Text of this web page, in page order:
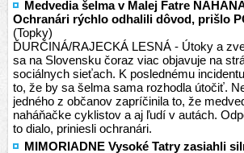
Medvedia šelma v Malej Fatre
Ochranári rýchlo odhalili dôvod, prišlo
(Topky)
ĎURČINÁ/RAJECKÁ LESNÁ - Útoky a
sa na Slovensku čoraz viac objavuje na
sociálnych sieťach. K poslednému
to, že by sa šelma sama rozhodla útočiť.
jedného z občanov zapríčinila to, že
naháňačke cyklistov a aj ľudí v autách.
to dialo, priniesli ochranári.
MIMORIADNE Vysoké Tatry zasiahli